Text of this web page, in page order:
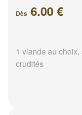
Dès 6.00 €
1 viande au
crudités